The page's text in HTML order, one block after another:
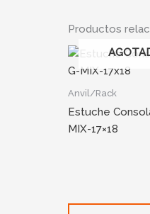
Productos
Anvil/Rack
Estuche
MIX-17×18